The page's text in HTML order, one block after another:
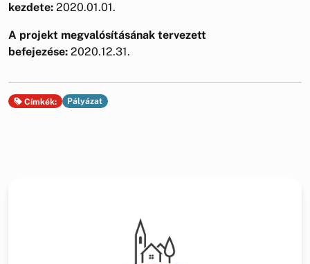
kezdete: 2020.01.01.
A projekt megvalósításának tervezett
befejezése: 2020.12.31.
Címkék: Pályázat